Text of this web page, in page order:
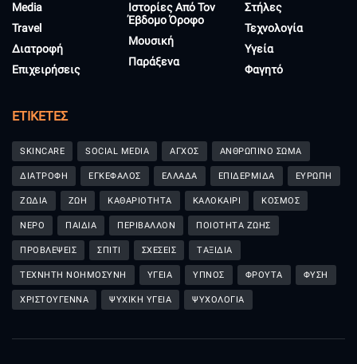
Media
Travel
Διατροφή
Επιχειρήσεις
Ιστορίες Από Τον
Έβδομο Όροφο
Μουσική
Παράξενα
Στήλες
Τεχνολογία
Υγεία
Φαγητό
ΕΤΙΚΈΤΕΣ
SKINCARE SOCIAL MEDIA ΑΓΧΟΣ ΑΝΘΡΩΠΙΝΟ ΣΩΜΑ
ΔΙΑΤΡΟΦΗ ΕΓΚΕΦΑΛΟΣ ΕΛΛΑΔΑ ΕΠΙΔΕΡΜΙΔΑ ΕΥΡΩΠΗ
ΖΩΔΙΑ ΖΩΗ ΚΑΘΑΡΙΟΤΗΤΑ ΚΑΛΟΚΑΙΡΙ ΚΟΣΜΟΣ
ΝΕΡΟ ΠΑΙΔΙΑ ΠΕΡΙΒΑΛΛΟΝ ΠΟΙΟΤΗΤΑ ΖΩΗΣ
ΠΡΟΒΛΕΨΕΙΣ ΣΠΙΤΙ ΣΧΕΣΕΙΣ ΤΑΞΙΔΙΑ
ΤΕΧΝΗΤΗ ΝΟΗΜΟΣΥΝΗ ΥΓΕΙΑ ΥΠΝΟΣ ΦΡΟΥΤΑ ΦΥΣΗ
ΧΡΙΣΤΟΥΓΕΝΝΑ ΨΥΧΙΚΗ ΥΓΕΙΑ ΨΥΧΟΛΟΓΙΑ